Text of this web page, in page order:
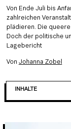
Von Ende Juli bis
zahlreichen
plädieren. Die
Doch der politische
Lagebericht
Von Johanna Zobel
INHALTE
EIN